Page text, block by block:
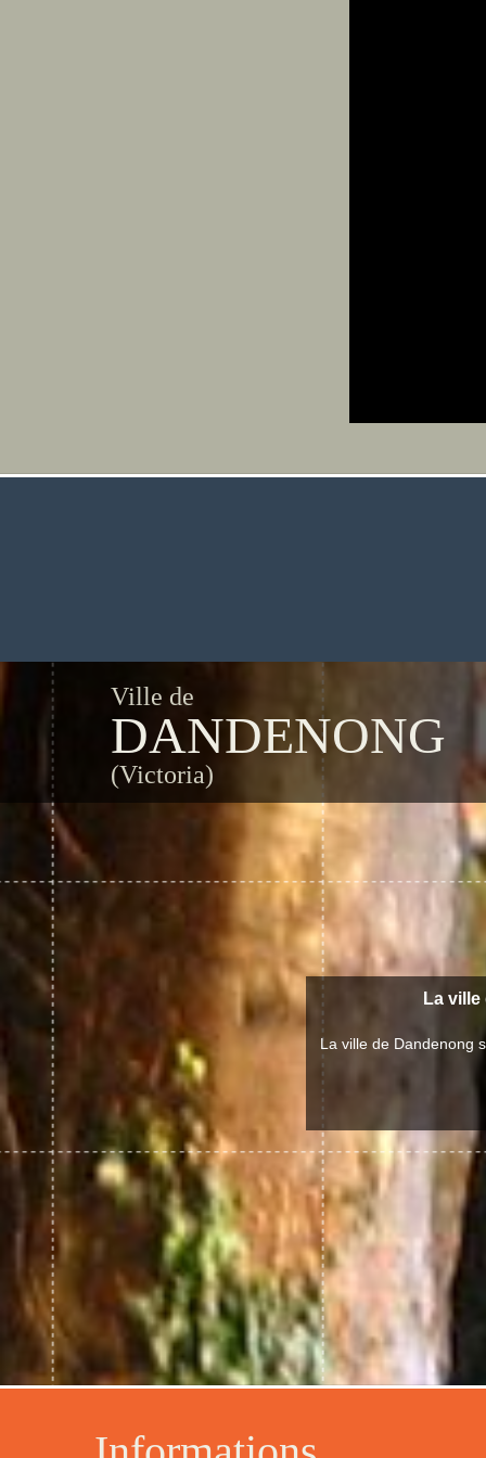
Ville de
DANDENONG
(Victoria)
La
La ville de Dandenong